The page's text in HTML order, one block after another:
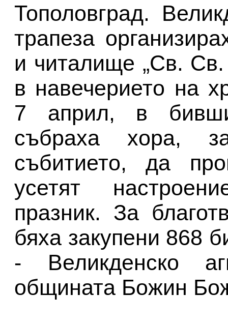
Тополовград.
трапеза
и читалище „Св.
в навечерието на
7 април, в
събраха хора,
събитието, да
усетят
празник. За
бяха закупени 868
- Великденско
общината Божин